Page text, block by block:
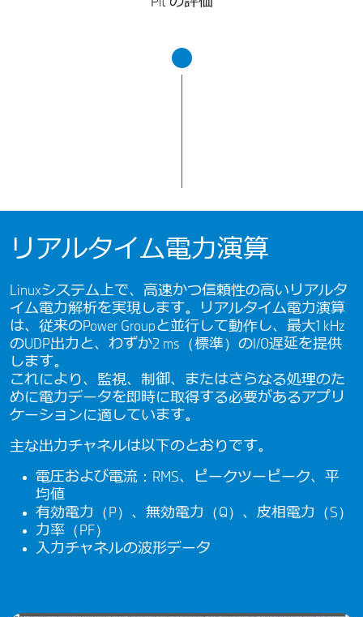
リアルタイム電力演算
Linuxシステム上で、高速かつ信頼性の高いリアルタ
イム電力解析を実現します。リアルタイム電力演算
は、従来のPower Groupと並行して動作し、最大1 kHz
のUDP出力と、わずか2 ms（標準）のI/O遅延を提供
します。
これにより、監視、制御、またはさらなる処理のた
めに電力データを即時に取得する必要があるアプリ
ケーションに適しています。
主な出力チャネルは以下のとおりです。
電圧および電流：RMS、ピークツーピーク、平
均値
有効電力（P）、無効電力（Q）、皮相電力（S）
力率（PF）
入力チャネルの波形データ